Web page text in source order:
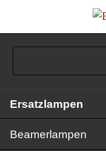
überspringen
Ersatzlampen
Beamerlampen